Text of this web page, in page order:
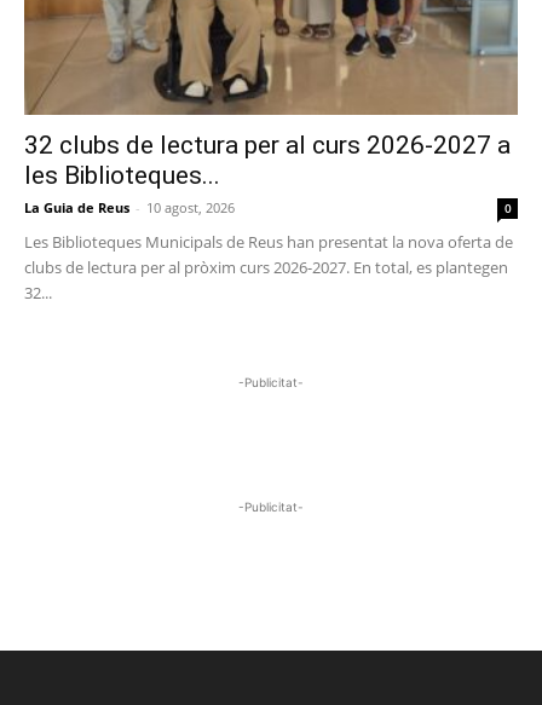
32 clubs de lectura per al curs 2026-2027 a
les Biblioteques...
La Guia de Reus - 10 agost, 2026 0
Les Biblioteques Municipals de Reus han presentat la nova oferta de
clubs de lectura per al pròxim curs 2026-2027. En total, es plantegen
32...
-Publicitat-
-Publicitat-